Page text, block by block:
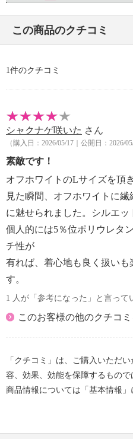
＜オフホワイト＞長時間照
・個体差あり
この商品のクチコミ
1件のクチコミ
シャクナゲ咲いた さん
（購入日：2026/05/17｜公開日：2026/05/
素敵です！
オフホワイトのLサイズを頂
見た瞬間、オフホワイトに
に魅せられました。シルエッ
個人的には5％位ポリウレタ
チ性が
有れば、着心地も良く扱いも
す。
1 人が「参考になった」と言って
このお客様の他のクチコ
「クチコミ」は、ご購入いただ
容、効果、効能を保障するもので
商品情報については「基本情報」